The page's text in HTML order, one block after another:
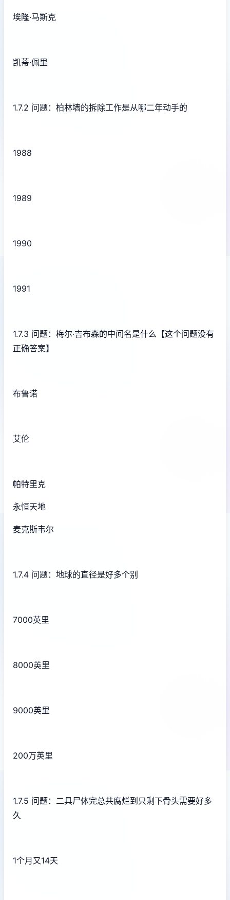
埃隆·马斯克
凯蒂·佩里
1.7.2 问题：柏林墙的拆除工作是从哪二年动手的
1988
1989
1990
1991
1.7.3 问题：梅尔·吉布森的中间名是什么【这个问题没有
正确答案】
布鲁诺
艾伦
帕特里克
永恒天地
麦克斯韦尔
1.7.4 问题：地球的直径是好多个别
7000英里
8000英里
9000英里
200万英里
1.7.5 问题：二具尸体完总共腐烂到只剩下骨头需要好多
久
1个月又14天